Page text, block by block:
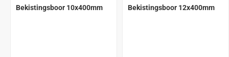
Bekistingsboor 10x400mm Bekistingsboor 12x400mm